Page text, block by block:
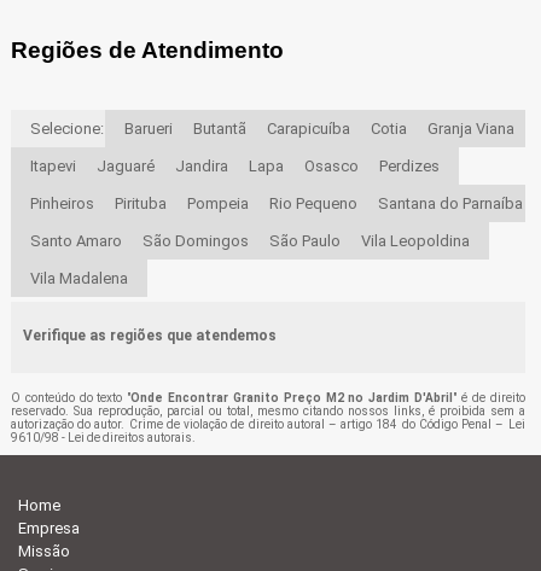
Regiões de Atendimento
Selecione: Barueri Butantã Carapicuíba Cotia Granja Viana
Itapevi Jaguaré Jandira Lapa Osasco Perdizes
Pinheiros Pirituba Pompeia Rio Pequeno Santana do Parnaíba
Santo Amaro São Domingos São Paulo Vila Leopoldina
Vila Madalena
Verifique as regiões que atendemos
O conteúdo do texto "Onde Encontrar Granito Preço M2 no Jardim D'Abril " é de direito
reservado. Sua reprodução, parcial ou total, mesmo citando nossos links, é proibida sem a
autorização do autor. Crime de violação de direito autoral – artigo 184 do Código Penal –
Lei
9610/98 - Lei de direitos autorais
Home
Empresa
Missão